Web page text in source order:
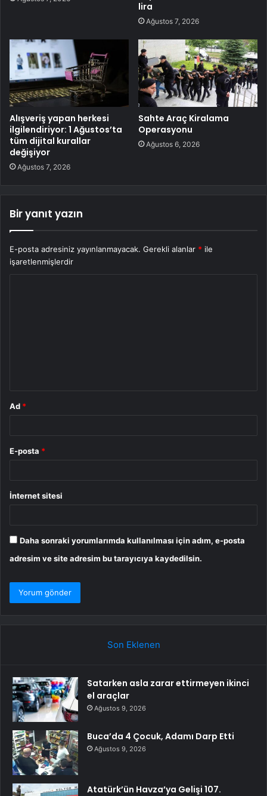
lira
Ağustos 7, 2026
Alışveriş yapan herkesi
ilgilendiriyor: 1 Ağustos’ta
tüm dijital kurallar
değişiyor
Ağustos 7, 2026
Sahte Araç Kiralama
Operasyonu
Ağustos 6, 2026
Bir yanıt yazın
E-posta adresiniz yayınlanmayacak. Gerekli alanlar * ile
işaretlenmişlerdir
Ad *
E-posta *
İnternet sitesi
Daha sonraki yorumlarımda kullanılması için adım, e-posta
adresim ve site adresim bu tarayıcıya kaydedilsin.
Son Eklenen
Satarken asla zarar ettirmeyen ikinci
el araçlar
Ağustos 9, 2026
Buca’da 4 Çocuk, Adamı Darp Etti
Ağustos 9, 2026
Atatürk’ün Havza’ya Gelişi 107.